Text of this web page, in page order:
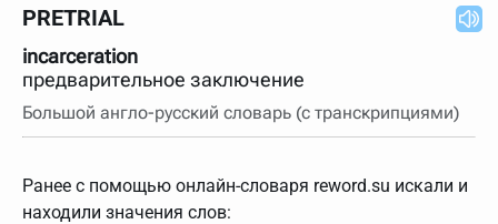
нужно будет нажать на кнопку "Найти".
указывать несколько слов в запросе. Например, если
написать в строке запроса "Пушкин поэт" и нажать
"Найти", выведутся все словарные статьи о поэте
Пушкине, но не о городе.
В сложных запросах тоже могут присутствовать
слово "***м***ов", в задании "русский поэт 19 века".
Пишем в Reword первым словом "***м***ов", далее
через пробел "поэт". Получается "***м***ов поэт" (без
PRETRIAL
incarceration
предварительное заключение
Большой англо-русский словарь (с транскрипциями)
Ранее с помощью онлайн-словаря reword.su искали и
находили значения слов: